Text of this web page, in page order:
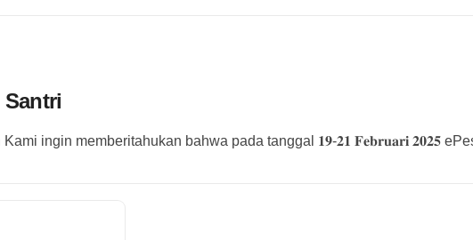
ingin memberitahukan bahwa pada tanggal 𝟏𝟗-𝟐𝟏 𝐅𝐞𝐛𝐫𝐮𝐚𝐫𝐢 𝟐𝟎𝟐𝟓